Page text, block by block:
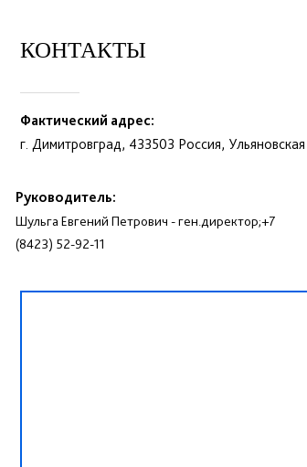
КОНТАКТЫ
Фактический адрес:
г. Димитровград, 433503 Россия,
Руководитель:
Шульга Евгений Петрович - ген.директор;+7
(8423) 52-92-11